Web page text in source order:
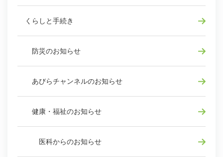
くらしと手続き
防災のお知らせ
あびらチャンネルのお知らせ
健康・福祉のお知らせ
医科からのお知らせ